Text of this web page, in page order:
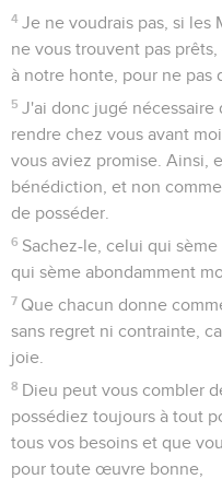
4 Je ne voudrais pas, si les
ne vous trouvent pas
à notre honte, pour ne pas
5 J'ai donc jugé nécessaire
rendre chez vous avant
vous aviez promise. Ainsi,
bénédiction, et non
de posséder.
6 Sachez-le, celui qui
qui sème abondamment
7 Que chacun donne
sans regret ni contrainte,
joie.
8 Dieu peut vous combler
possédiez toujours à tout
tous vos besoins et que
pour toute œuvre bonne,